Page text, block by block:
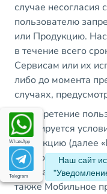
случае несогласия
пользователю
или Продукцию.
в течение всего
Сервисам или их
либо до момента
случаях,
Приобретение
регулируется
Продукцию (далее
некоторых
Программное
также Мобильное
WhatsApp
Telegram
Наш сайт